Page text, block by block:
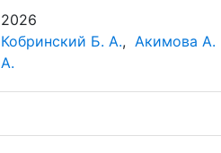
2026
Кобринский Б. А., Акимова А.
А.